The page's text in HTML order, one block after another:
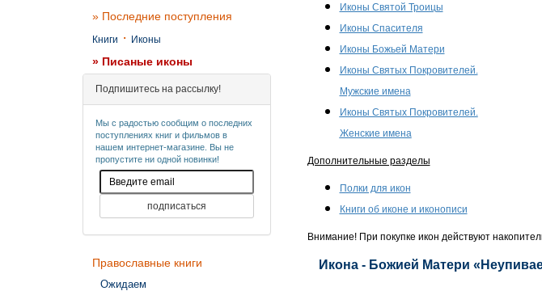
» Последние поступления
Книги · Иконы
» Писаные иконы
Подпишитесь на рассылку!
Мы с радостью сообщим о последних
поступлениях книг и фильмов в
нашем интернет-магазине. Вы не
пропустите ни одной новинки!
Православные книги
Ожидаем
Иконы Святой Троицы
Иконы Спасителя
Иконы Божьей Матери
Иконы Святых Покровителей.
Мужские имена
Иконы Святых Покровителей.
Женские имена
Дополнительные разделы
Полки для икон
Книги об иконе и иконописи
Внимание! При покупке икон действуют
Икона - Божией Матери